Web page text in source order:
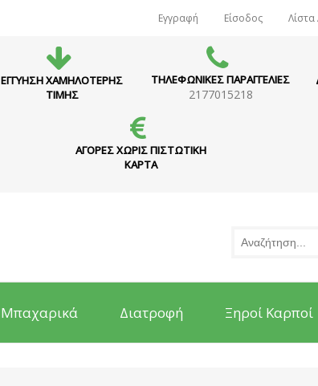
Εγγραφή Είσοδος
ΕΓΓΥΗΣΗ ΧΑΜΗΛΟΤΕΡΗΣ
ΤΙΜΗΣ
ΤΗΛΕΦΩΝΙΚΕΣ ΠΑΡΑΓΓΕΛΙΕΣ
2177015218
ΑΓΟΡΕΣ ΧΩΡΙΣ ΠΙΣΤΩΤΙΚΗ
ΚΑΡΤΑ
Μπαχαρικά Διατροφή Ξηροί Καρποί